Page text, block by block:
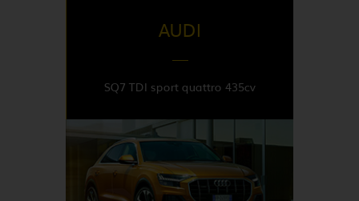
AUDI
SQ7 TDI sport quattro 435cv
DISPONIBLE EN
Italy